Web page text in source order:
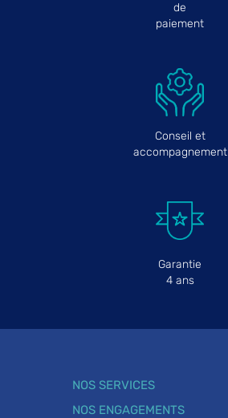
de
paiement
Conseil et
accompagnement
Garantie
4 ans
NOS SERVICES
NOS ENGAGEMENTS